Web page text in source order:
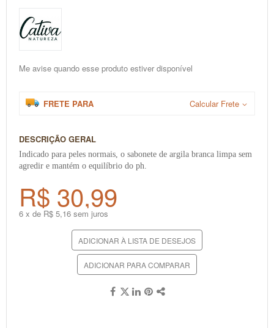
Me avise quando esse produto estiver disponível
FRETE PARA Calcular Frete
DESCRIÇÃO GERAL
Indicado para peles normais, o sabonete de argila branca limpa sem
agredir e mantém o equilíbrio do ph.
R$ 30,99
6 x de R$ 5,16 sem juros
ADICIONAR À LISTA DE DESEJOS
ADICIONAR PARA COMPARAR